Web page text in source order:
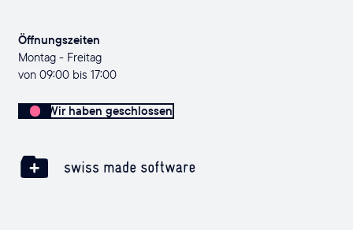
Öffnungszeiten
Montag - Freitag
von 09:00 bis 17:00
Wir haben geschlossen